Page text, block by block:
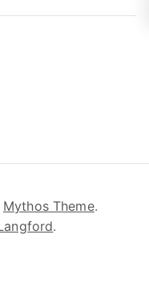
Mythos Theme.
.